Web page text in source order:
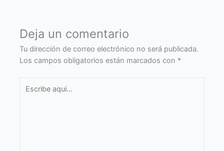
Deja un comentario
Tu dirección de correo electrónico no será publicada.
Los campos obligatorios están marcados con *
aquí...